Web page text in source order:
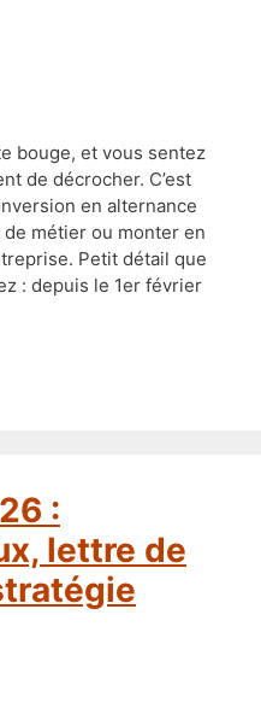
bouge, et vous sentez
de décrocher. C’est
en alternance
métier ou monter en
Petit détail que
: depuis le 1er février
lettre de